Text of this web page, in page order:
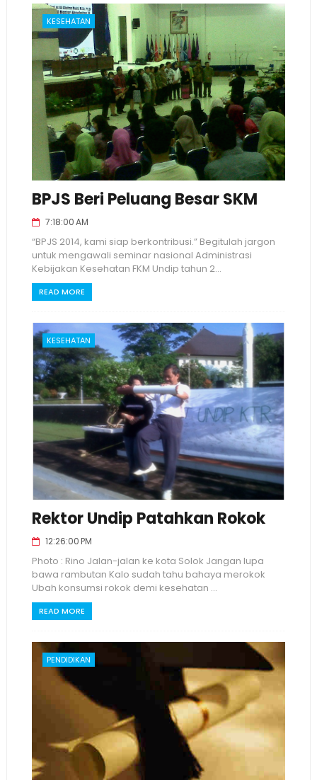
KESEHATAN
BPJS Beri Peluang Besar SKM
7:18:00 AM
“BPJS 2014, kami siap berkontribusi.” Begitulah jargon
untuk mengawali seminar nasional Administrasi
Kebijakan Kesehatan FKM Undip tahun 2...
READ MORE
KESEHATAN
Rektor Undip Patahkan Rokok
12:26:00 PM
Photo : Rino Jalan-jalan ke kota Solok Jangan lupa
bawa rambutan Kalo sudah tahu bahaya merokok
Ubah konsumsi rokok demi kesehatan ...
READ MORE
PENDIDIKAN